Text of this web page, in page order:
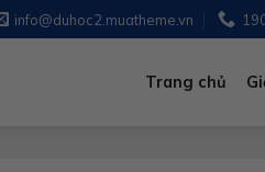
info@duhoc2.muatheme.vn
Trang chủ